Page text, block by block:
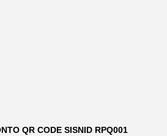
QR CODE SISNID RPQ001